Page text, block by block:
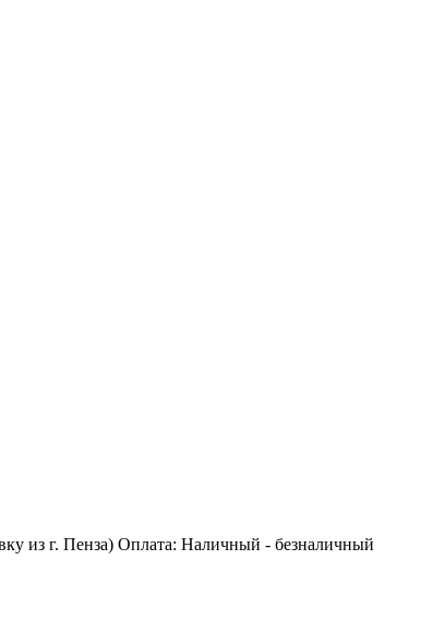
из г. Пенза) Оплата: Наличный - безналичный